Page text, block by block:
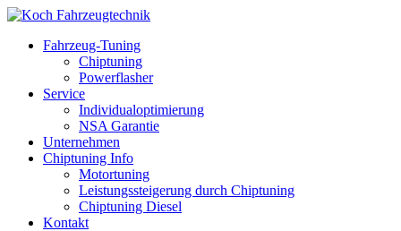
Fahrzeug-Tuning
Chiptuning
Powerflasher
Service
Individualoptimierung
NSA Garantie
Unternehmen
Chiptuning Info
Motortuning
Leistungssteigerung durch Chiptuning
Chiptuning Diesel
Kontakt